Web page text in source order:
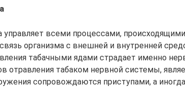
управляет всеми процессами,
организма с внешней и внутренней
табачными ядами страдает именно
отравления табаком нервной системы,
сопровождаются приступами, а